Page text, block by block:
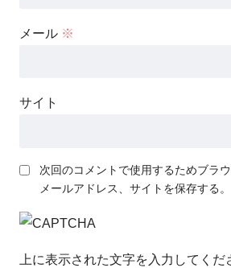
メール ※
サイト
次回のコメントで使用するためブラ
メールアドレス、サイトを保存する。
上に表示された文字を入力してくだ